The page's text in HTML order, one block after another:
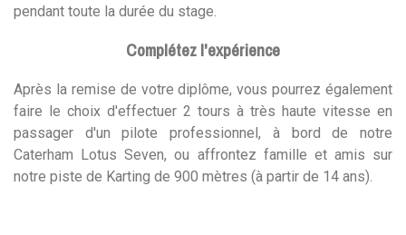
pendant toute la durée du stage.
Complétez l'expérience
Après la remise de votre diplôme, vous pourrez également
faire le choix d'effectuer 2 tours à très haute vitesse en
passager d'un pilote professionnel, à bord de notre
Caterham Lotus Seven, ou affrontez famille et amis sur
notre piste de Karting de 900 mètres (à partir de 14 ans).